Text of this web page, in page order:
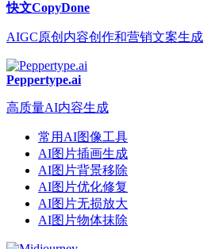
快文CopyDone
AIGC原创内容创作和营销文案生成
Peppertype.ai
高质量AI内容生成
常用AI图像工具
AI图片插画生成
AI图片背景移除
AI图片优化修复
AI图片无损放大
AI图片物体抹除